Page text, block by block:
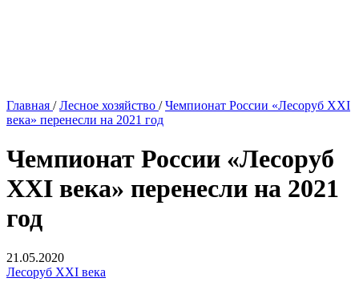
Главная / Лесное хозяйство / Чемпионат России «Лесоруб XXI
века» перенесли на 2021 год
Чемпионат России «Лесоруб
XXI века» перенесли на 2021
год
21.05.2020
Лесоруб XXI века